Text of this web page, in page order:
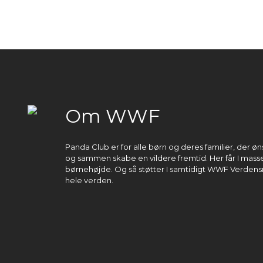
Om WWF
Panda Club er for alle børn og deres familier, der
og sammen skabe en vildere fremtid. Her får I
børnehøjde. Og så støtter I samtidigt WWF
hele verden.